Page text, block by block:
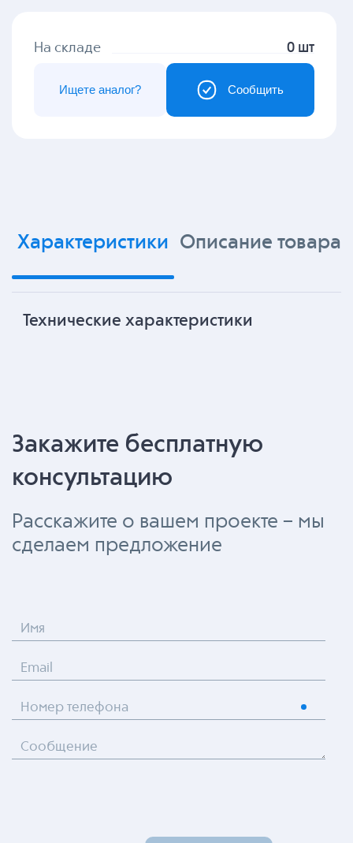
На складе 0 шт
Сообщить
Ищете аналог?
Характеристики Описание товара
Технические характеристики
Закажите бесплатную
консультацию
Расскажите о вашем проекте – мы
сделаем предложение
Имя
Email
Номер телефона
Сообщение